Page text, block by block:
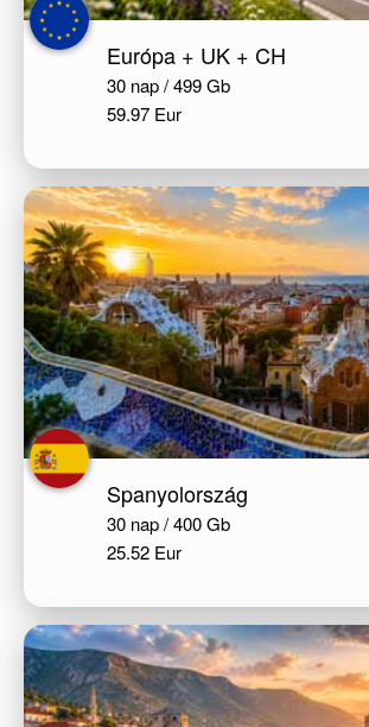
Európa + UK + CH
30 nap / 499 Gb
59.97 Eur
Spanyolország
30 nap / 400 Gb
25.52 Eur